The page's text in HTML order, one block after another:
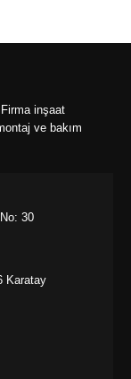
Firma inşaat
ve bakım
30
Karatay